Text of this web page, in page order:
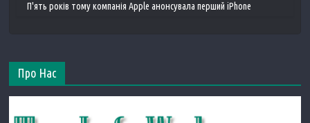
П'ять років тому компанія Apple анонсувала перший iPhone
Про Нас